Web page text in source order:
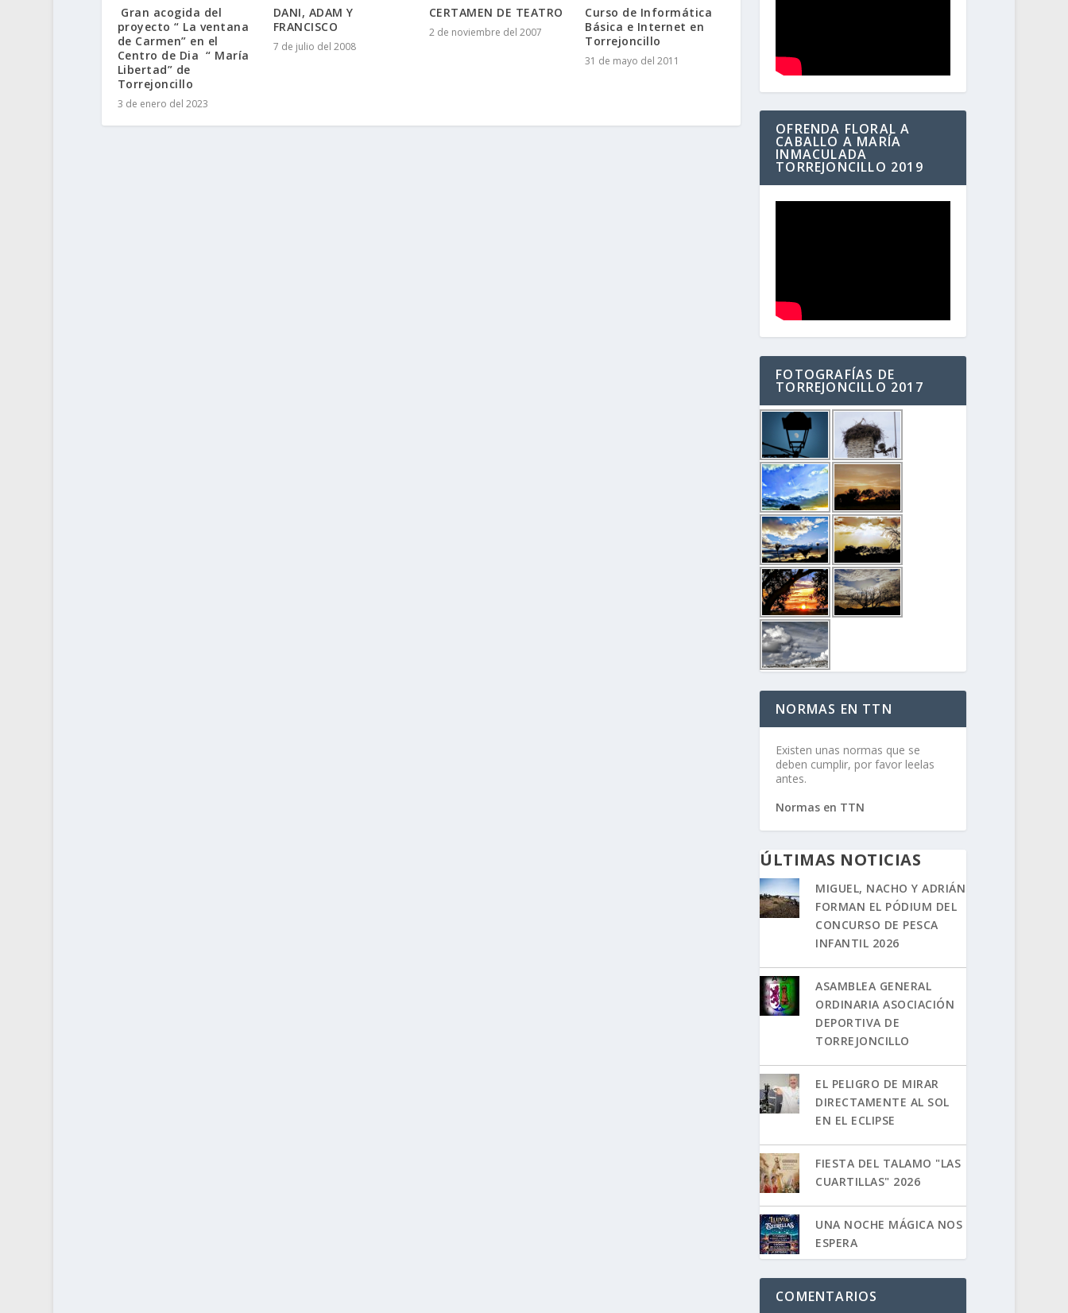
Gran acogida del
proyecto “ La ventana
de Carmen” en el
Centro de Dia “ María
Libertad” de
Torrejoncillo
3 de enero del 2023
DANI, ADAM Y
FRANCISCO
7 de julio del 2008
CERTAMEN DE TEATRO
2 de noviembre del 2007
Curso de Informática
Básica e Internet en
Torrejoncillo
31 de mayo del 2011
OFRENDA FLORAL A
CABALLO A MARÍA
INMACULADA
TORREJONCILLO 2019
FOTOGRAFÍAS DE
TORREJONCILLO 2017
NORMAS EN TTN
Existen unas normas que se
deben cumplir, por favor leelas
antes.
Normas en TTN
ÚLTIMAS NOTICIAS
MIGUEL, NACHO Y ADRIÁN
FORMAN EL PÓDIUM DEL
CONCURSO DE PESCA
INFANTIL 2026
ASAMBLEA GENERAL
ORDINARIA ASOCIACIÓN
DEPORTIVA DE
TORREJONCILLO
EL PELIGRO DE MIRAR
DIRECTAMENTE AL SOL
EN EL ECLIPSE
FIESTA DEL TALAMO "LAS
CUARTILLAS" 2026
UNA NOCHE MÁGICA NOS
ESPERA
COMENTARIOS